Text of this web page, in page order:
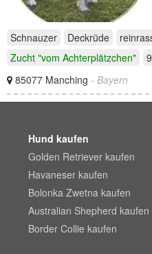
Schnauzer Deckrüde
Zucht "vom Achterplätzchen"
85077 Manching - Bayern
Hund kaufen
Golden Retriever kaufen
Havaneser kaufen
Bolonka Zwetna kaufen
Australian Shepherd kaufen
Border Collie kaufen